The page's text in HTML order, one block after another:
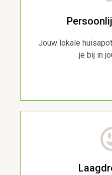
Jouw lokale
je bij in